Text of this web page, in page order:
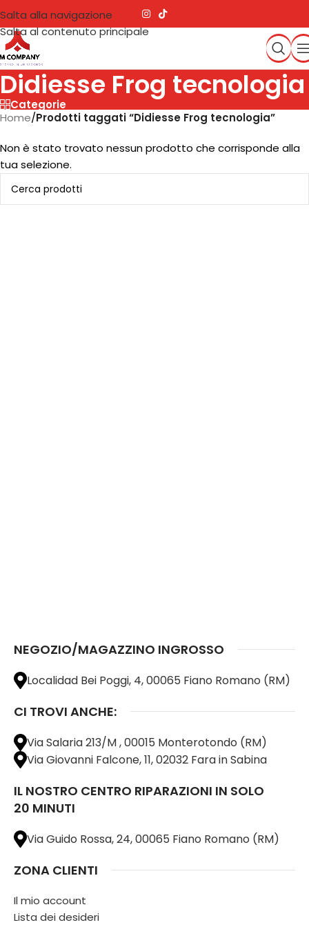
Salta alla navigazione
Salta al contenuto principale
Didiesse Frog tecnologia
Categorie
Home/Prodotti taggati “Didiesse Frog tecnologia”
Non è stato trovato nessun prodotto che corrisponde alla
tua selezione.
NEGOZIO/MAGAZZINO INGROSSO
Localidad Bei Poggi, 4, 00065 Fiano Romano (RM)
CI TROVI ANCHE:
Via Salaria 213/M , 00015 Monterotondo (RM)
Via Giovanni Falcone, 11, 02032 Fara in Sabina
IL NOSTRO CENTRO RIPARAZIONI IN SOLO
20 MINUTI
Via Guido Rossa, 24, 00065 Fiano Romano (RM)
ZONA CLIENTI
Il mio account
Lista dei desideri